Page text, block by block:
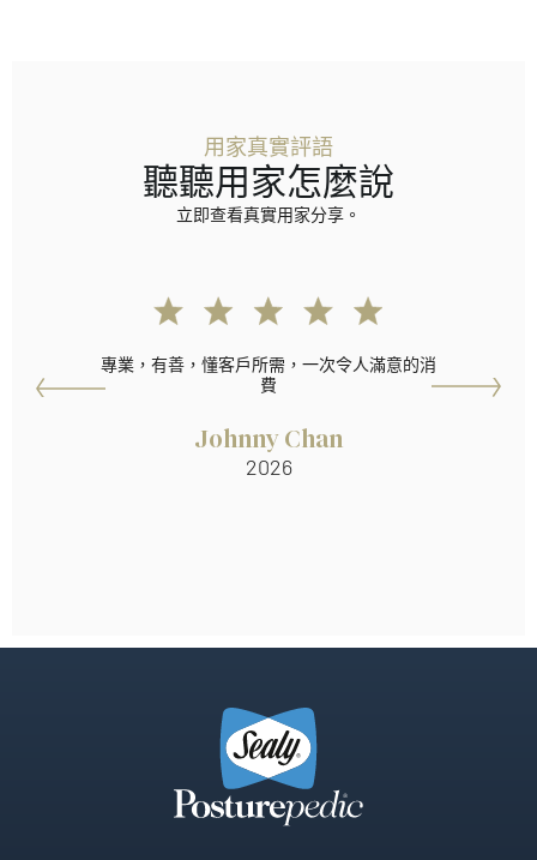
用家真實評語
聽聽用家怎麼說
立即查看真實用家分享。
專業，有善，懂客戶所需，一次令人滿意的消
費
Johnny Chan
2026